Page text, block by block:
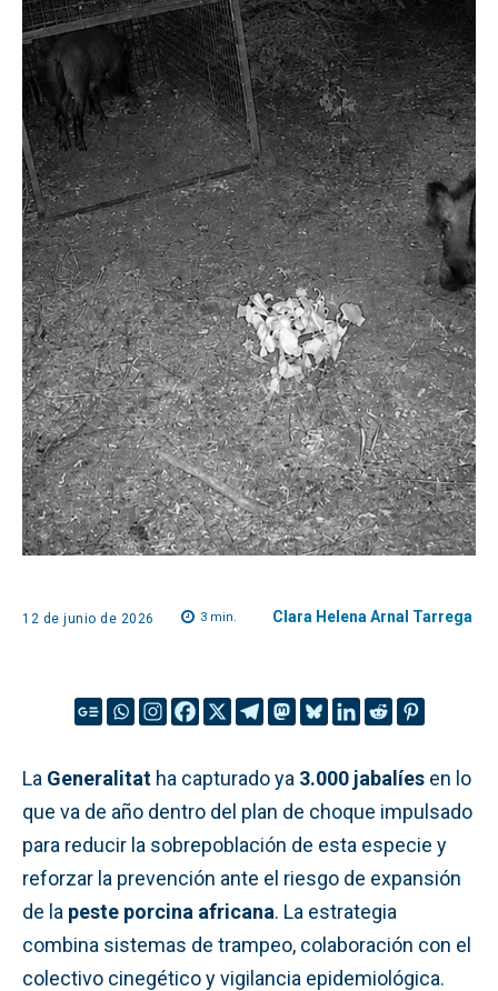
12 de junio de 2026 3min. Clara Helena Arnal Tarrega
La Generalitat ha capturado ya 3.000 jabalíes en lo
que va de año dentro del plan de choque impulsado
para reducir la sobrepoblación de esta especie y
reforzar la prevención ante el riesgo de expansión
de la peste porcina africana. La estrategia
combina sistemas de trampeo, colaboración con el
colectivo cinegético y vigilancia epidemiológica.